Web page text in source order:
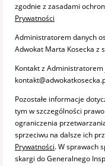
zgodnie z zasadami
Prywatności
Administratorem danych
Adwokat Marta Kosecka z
Kontakt z
Pozostałe informacje
tym w szczególności
ograniczenia
sprzeciwu na dalsze ich
Prywatności. W sprawach
skargi do Generalnego